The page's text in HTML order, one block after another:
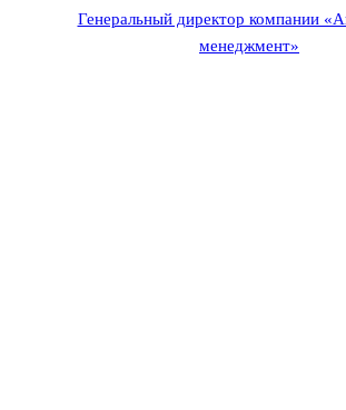
Генеральный директор компании
менеджмент»